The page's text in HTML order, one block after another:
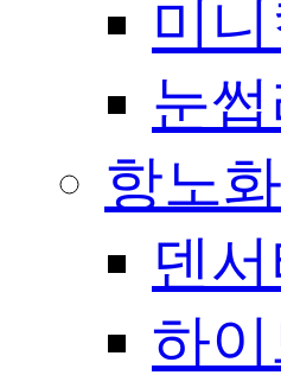
미
눈
항노화
덴서
하